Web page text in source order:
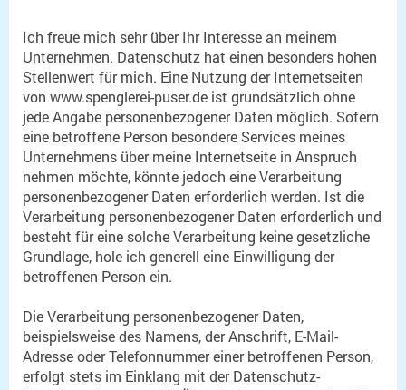
Ich freue mich sehr über Ihr Interesse an meinem
Unternehmen. Datenschutz hat einen besonders hohen
Stellenwert für mich. Eine Nutzung der Internetseiten
von www.spenglerei-puser.de ist grundsätzlich ohne
jede Angabe personenbezogener Daten möglich. Sofern
eine betroffene Person besondere Services meines
Unternehmens über meine Internetseite in Anspruch
nehmen möchte, könnte jedoch eine Verarbeitung
personenbezogener Daten erforderlich werden. Ist die
Verarbeitung personenbezogener Daten erforderlich und
besteht für eine solche Verarbeitung keine gesetzliche
Grundlage, hole ich generell eine Einwilligung der
betroffenen Person ein.
Die Verarbeitung personenbezogener Daten,
beispielsweise des Namens, der Anschrift, E-Mail-
Adresse oder Telefonnummer einer betroffenen Person,
erfolgt stets im Einklang mit der Datenschutz-